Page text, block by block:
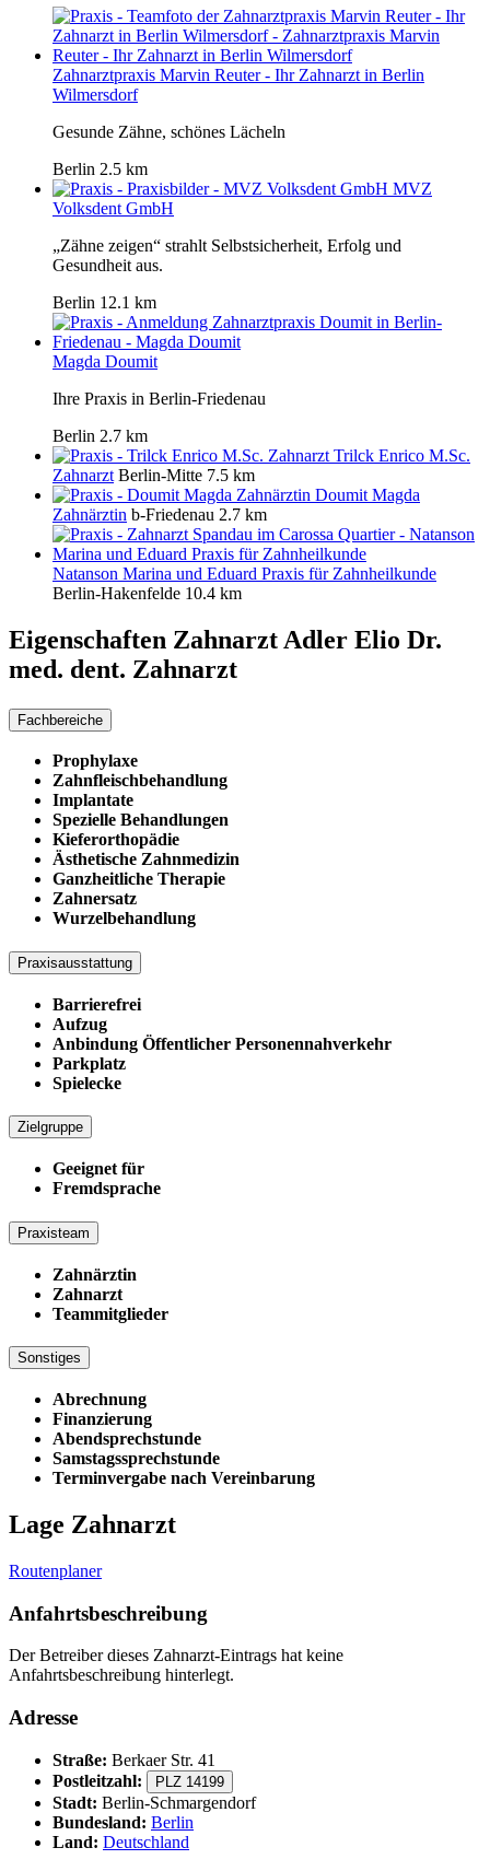
Zahnarztpraxis Marvin Reuter - Ihr Zahnarzt in Berlin
Wilmersdorf
Gesunde Zähne, schönes Lächeln
Berlin 2.5 km
MVZ
Volksdent GmbH
„Zähne zeigen“ strahlt Selbstsicherheit, Erfolg und
Gesundheit aus.
Berlin 12.1 km
Magda Doumit
Ihre Praxis in Berlin-Friedenau
Berlin 2.7 km
Trilck Enrico M.Sc.
Zahnarzt Berlin-Mitte 7.5 km
Doumit Magda
Zahnärztin b-Friedenau 2.7 km
Natanson Marina und Eduard Praxis für Zahnheilkunde
Berlin-Hakenfelde 10.4 km
Eigenschaften Zahnarzt Adler Elio Dr.
med. dent. Zahnarzt
Fachbereiche
Prophylaxe
Zahnfleischbehandlung
Implantate
Spezielle Behandlungen
Kieferorthopädie
Ästhetische Zahnmedizin
Ganzheitliche Therapie
Zahnersatz
Wurzelbehandlung
Praxisausstattung
Barrierefrei
Aufzug
Anbindung Öffentlicher Personennahverkehr
Parkplatz
Spielecke
Zielgruppe
Geeignet für
Fremdsprache
Praxisteam
Zahnärztin
Zahnarzt
Teammitglieder
Sonstiges
Abrechnung
Finanzierung
Abendsprechstunde
Samstagssprechstunde
Terminvergabe nach Vereinbarung
Lage Zahnarzt
Routenplaner
Anfahrtsbeschreibung
Der Betreiber dieses Zahnarzt-Eintrags hat keine
Anfahrtsbeschreibung hinterlegt.
Adresse
Straße: Berkaer Str. 41
Postleitzahl:
PLZ 14199
Stadt: Berlin-Schmargendorf
Bundesland: Berlin
Land: Deutschland